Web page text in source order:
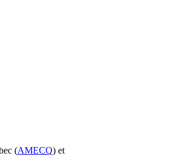
(AMECQ) et